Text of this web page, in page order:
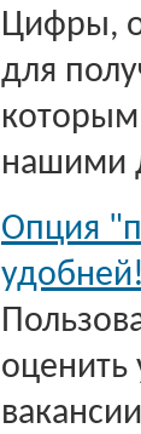
Цифры,
для
нашими
Опция
удобней!
оценить